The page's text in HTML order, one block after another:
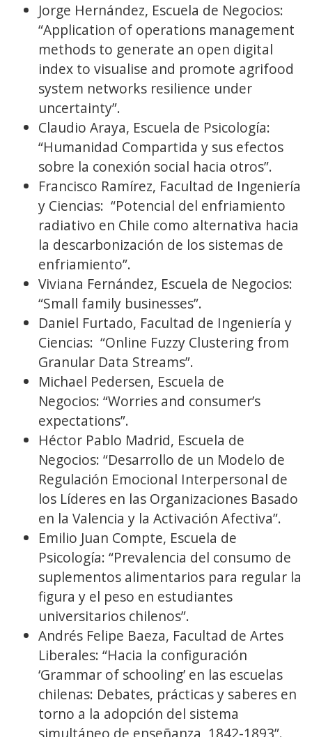
Jorge Hernández, Escuela de Negocios:
“Application of operations management
methods to generate an open digital
index to visualise and promote agrifood
system networks resilience under
uncertainty”.
Claudio Araya, Escuela de Psicología:
“Humanidad Compartida y sus efectos
sobre la conexión social hacia otros”.
Francisco Ramírez, Facultad de Ingeniería
y Ciencias: “Potencial del enfriamiento
radiativo en Chile como alternativa hacia
la descarbonización de los sistemas de
enfriamiento”.
Viviana Fernández, Escuela de Negocios:
“Small family businesses”.
Daniel Furtado, Facultad de Ingeniería y
Ciencias: “Online Fuzzy Clustering from
Granular Data Streams”.
Michael Pedersen, Escuela de
Negocios: “Worries and consumer’s
expectations”.
Héctor Pablo Madrid, Escuela de
Negocios: “Desarrollo de un Modelo de
Regulación Emocional Interpersonal de
los Líderes en las Organizaciones Basado
en la Valencia y la Activación Afectiva”.
Emilio Juan Compte, Escuela de
Psicología: “Prevalencia del consumo de
suplementos alimentarios para regular la
figura y el peso en estudiantes
universitarios chilenos”.
Andrés Felipe Baeza, Facultad de Artes
Liberales: “Hacia la configuración
‘Grammar of schooling’ en las escuelas
chilenas: Debates, prácticas y saberes en
torno a la adopción del sistema